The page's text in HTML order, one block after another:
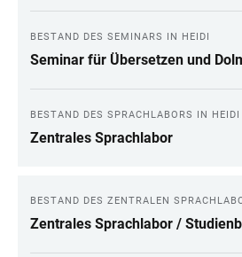
BESTAND DES SEMINARS IN HEIDI
Seminar für Übersetzen und
BESTAND DES SPRACHLABORS IN HEIDI
Zentrales Sprachlabor
BESTAND DES ZENTRALEN
Zentrales Sprachlabor /